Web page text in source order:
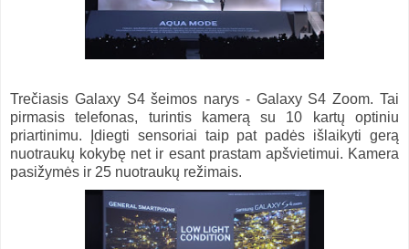
Trečiasis Galaxy S4 šeimos narys - Galaxy S4 Zoom. Tai
pirmasis telefonas, turintis kamerą su 10 kartų optiniu
priartinimu. Įdiegti sensoriai taip pat padės išlaikyti gerą
nuotraukų kokybę net ir esant prastam apšvietimui. Kamera
pasižymės ir 25 nuotraukų režimais.